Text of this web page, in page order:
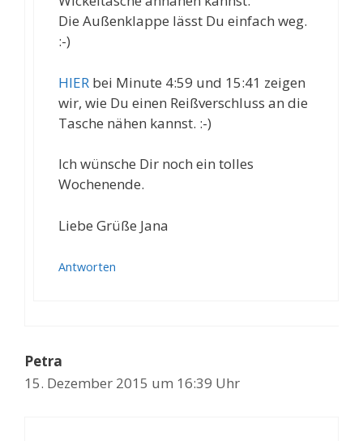
Die Außenklappe lässt Du einfach weg.
:-)
HIER bei Minute 4:59 und 15:41 zeigen
wir, wie Du einen Reißverschluss an die
Tasche nähen kannst. :-)
Ich wünsche Dir noch ein tolles
Wochenende.
Liebe Grüße Jana
Antworten
Petra
15. Dezember 2015 um 16:39 Uhr